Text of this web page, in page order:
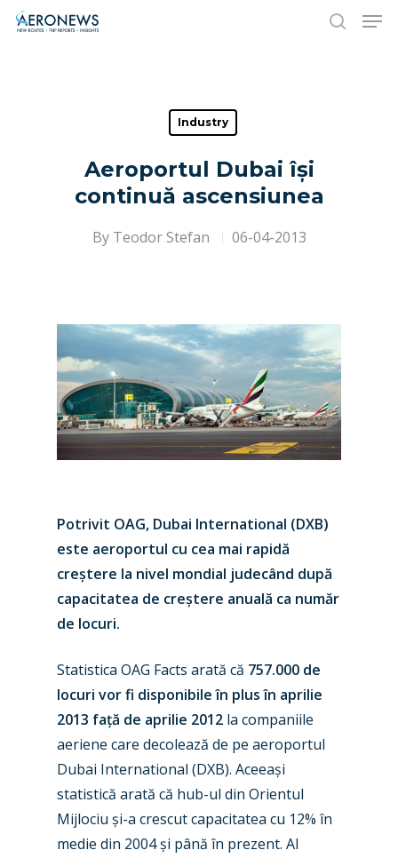
Hit enter to search or ESC to close
Industry
Aeroportul Dubai își
continuă ascensiunea
By Teodor Stefan 06-04-2013
Potrivit OAG, Dubai International (DXB)
este aeroportul cu cea mai rapidă
creștere la nivel mondial judecând după
capacitatea de creștere anuală ca număr
de locuri.
Statistica OAG Facts arată că 757.000 de
locuri vor fi disponibile în plus în aprilie
2013 față de aprilie 2012 la companiile
aeriene care decolează de pe aeroportul
Dubai International (DXB). Aceeași
statistică arată că hub-ul din Orientul
Mijlociu și-a crescut capacitatea cu 12% în
medie din 2004 și până în prezent. Al
New Routes